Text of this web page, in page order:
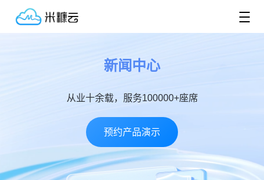
新闻中心
从业十余载，服务100000+座席
预约产品演示